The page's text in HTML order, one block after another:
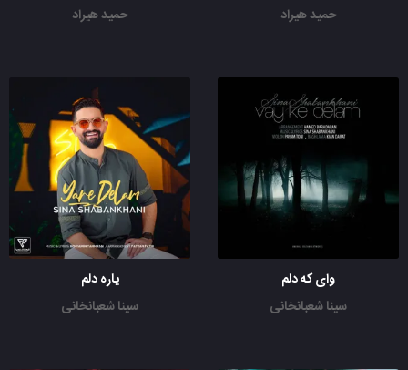
حمید هیراد
حمید هیراد
وای که دلم
سینا شعبانخانی
یاره دلم
سینا شعبانخانی